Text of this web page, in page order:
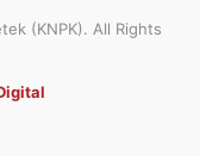
(KNPK). All Rights